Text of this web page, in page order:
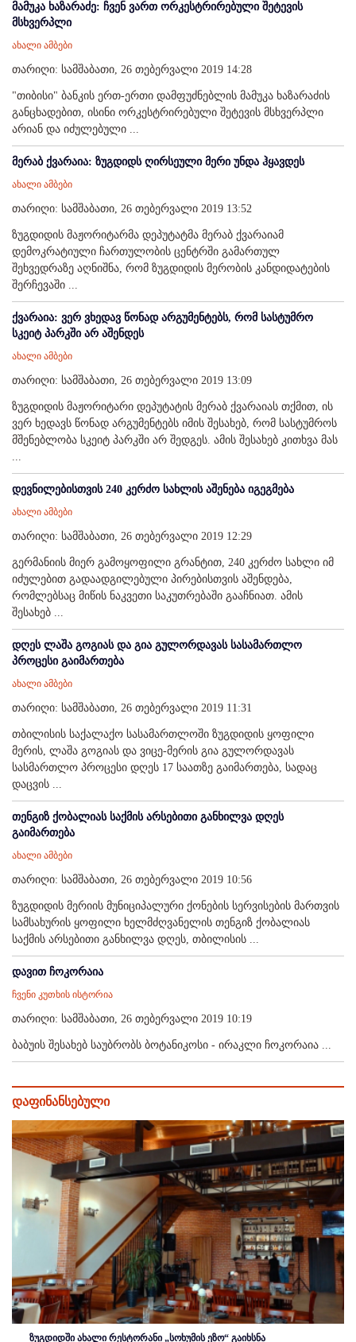
მამუკა ხაზარაძე: ჩვენ ვართ ორკესტრირებული შეტევის
მსხვერპლი
ახალი ამბები
თარიღი: სამშაბათი, 26 თებერვალი 2019 14:28
"თიბისი" ბანკის ერთ-ერთი დამფუძნებლის მამუკა ხაზარაძის
განცხადებით, ისინი ორკესტრირებული შეტევის მსხვერპლი
არიან და იძულებული ...
მერაბ ქვარაია: ზუგდიდს ღირსეული მერი უნდა ჰყავდეს
ახალი ამბები
თარიღი: სამშაბათი, 26 თებერვალი 2019 13:52
ზუგდიდის მაჟორიტარმა დეპუტატმა მერაბ ქვარაიამ
დემოკრატიული ჩართულობის ცენტრში გამართულ
შეხვედრაზე აღნიშნა, რომ ზუგდიდის მერობის კანდიდატების
შერჩევაში ...
ქვარაია: ვერ ვხედავ წონად არგუმენტებს, რომ სასტუმრო
სკეიტ პარკში არ აშენდეს
ახალი ამბები
თარიღი: სამშაბათი, 26 თებერვალი 2019 13:09
ზუგდიდის მაჟორიტარი დეპუტატის მერაბ ქვარაიას თქმით, ის
ვერ ხედავს წონად არგუმენტებს იმის შესახებ, რომ სასტუმროს
მშენებლობა სკეიტ პარკში არ შედგეს. ამის შესახებ კითხვა მას
...
დევნილებისთვის 240 კერძო სახლის აშენება იგეგმება
ახალი ამბები
თარიღი: სამშაბათი, 26 თებერვალი 2019 12:29
გერმანიის მიერ გამოყოფილი გრანტით, 240 კერძო სახლი იმ
იძულებით გადაადგილებული პირებისთვის აშენდება,
რომლებსაც მიწის ნაკვეთი საკუთრებაში გააჩნიათ. ამის
შესახებ ...
დღეს ლაშა გოგიას და გია გულორდავას სასამართლო
პროცესი გაიმართება
ახალი ამბები
თარიღი: სამშაბათი, 26 თებერვალი 2019 11:31
თბილისის საქალაქო სასამართლოში ზუგდიდის ყოფილი
მერის, ლაშა გოგიას და ვიცე-მერის გია გულორდავას
სასმართლო პროცესი დღეს 17 საათზე გაიმართება, სადაც
დაცვის ...
თენგიზ ქობალიას საქმის არსებითი განხილვა დღეს
გაიმართება
ახალი ამბები
თარიღი: სამშაბათი, 26 თებერვალი 2019 10:56
ზუგდიდის მერიის მუნიციპალური ქონების სერვისების მართვის
სამსახურის ყოფილი ხელმძღვანელის თენგიზ ქობალიას
საქმის არსებითი განხილვა დღეს, თბილისის ...
დავით ჩოკორაია
ჩვენი კუთხის ისტორია
თარიღი: სამშაბათი, 26 თებერვალი 2019 10:19
ბაბუის შესახებ საუბრობს ბოტანიკოსი - ირაკლი ჩოკორაია ...
დაფინანსებული
ზუგდიდში ახალი რესტორანი „სოხუმის ეზო“ გაიხსნა